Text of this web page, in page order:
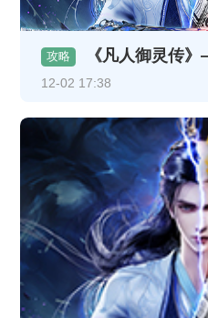
攻略 《凡人御灵传
12-02 17:38